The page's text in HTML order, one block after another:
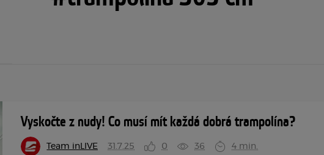
Vyskočte z nudy! Co musí mít každá dobrá trampolína?
Team inLIVE 31.7.25 0 36 4 min.